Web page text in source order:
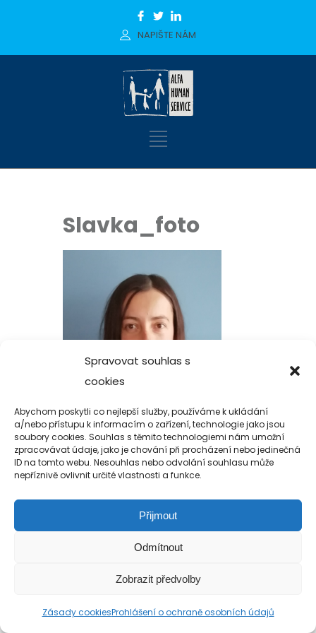
Spravovat souhlas s
cookies
Abychom poskytli co nejlepší služby, používáme k ukládání
a/nebo přístupu k informacím o zařízení, technologie jako jsou
soubory cookies. Souhlas s těmito technologiemi nám umožní
zpracovávat údaje, jako je chování při procházení nebo jedinečná
ID na tomto webu. Nesouhlas nebo odvolání souhlasu může
nepříznivě ovlivnit určité vlastnosti a funkce.
Přijmout
Odmítnout
Zobrazit předvolby
Zásady cookiesProhlášení o ochraně osobních údajů
NAPIŠTE NÁM
Slavka_foto
Copyright 2019-2026 Alfa Human Service
/ TM Servis - the technical motion s.r.o.